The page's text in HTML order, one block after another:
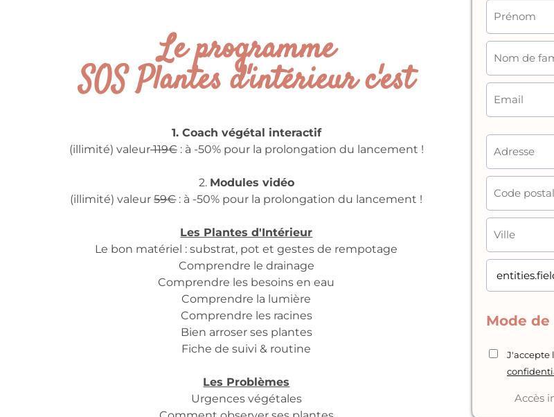
Le programme
SOS Plantes d'intérieur c'est
1. Coach végétal interactif
(illimité) valeur119€: à -50% pour la prolongation du lancement !
2. Modules vidéo
(illimité) valeur59€: à -50% pour la prolongation du lancement !
Les Plantes d'Intérieur
Le bon matériel : substrat, pot et gestes de rempotage
Comprendre le drainage
Comprendre les besoins en eau
Comprendre la lumière
Comprendre les racines
Bien arroser ses plantes
Fiche de suivi & routine
Les Problèmes
Urgences végétales
Mode
J'accepte
Accès